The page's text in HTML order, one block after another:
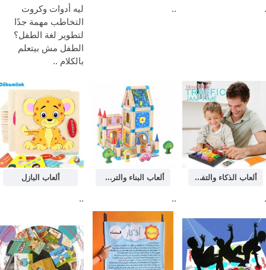
..
ليه أدوات وكروت
التخاطب مهمة جدًا
لتطوير لغة الطفل؟
الطفل مش بيتعلم
بالكلام ..
ألعاب الذكاء والتفكير ألعاب البناء والتركيب
..
ألعاب البازل
..